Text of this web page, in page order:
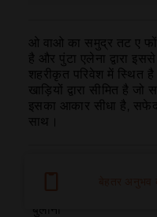
ओ वाओ का समुद्र तट ए
है और पुंटा एलेना द्वारा
शहरीकृत परिवेश में स्थित
खाड़ियों द्वारा सीमित है
इसका आकार सीधा है,
साथ।
बुलाना